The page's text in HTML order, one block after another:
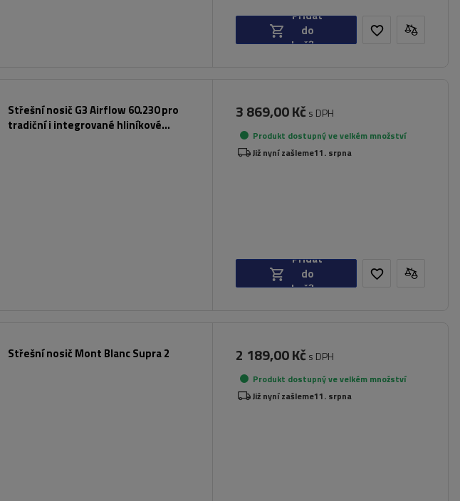
Přidat
do
košíku
Střešní nosič G3 Airflow 60.230 pro
tradiční i integrované hliníkové
3 869,00 Kč s DPH
Produkt dostupný ve velkém množství
Již nyní zašleme11. srpna
Přidat
do
košíku
Střešní nosič Mont Blanc Supra 2 2 189,00 Kč s DPH
Produkt dostupný ve velkém množství
Již nyní zašleme11. srpna